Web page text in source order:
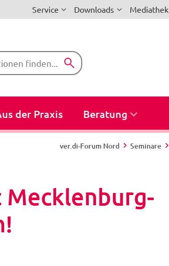
Service Downloads Mediathek
der Praxis Beratung
ver.di-Forum Nord Seminare